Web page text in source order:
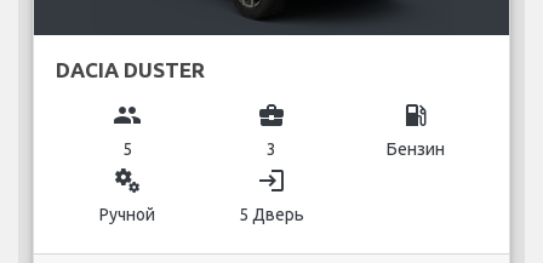
DACIA DUSTER
group
5
business_center
3
local_gas_station
Бензин
miscellaneous_services
Ручной
login
5 Дверь